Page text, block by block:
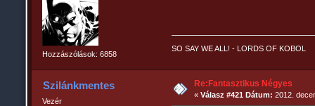
Hozzászólások: 6858
SO SAY WE ALL! - LORDS OF KOBOL
Szilánkmentes
Vezér
Re:Fantasztikus Négyes
«Válasz #421 Dátum: 2012.